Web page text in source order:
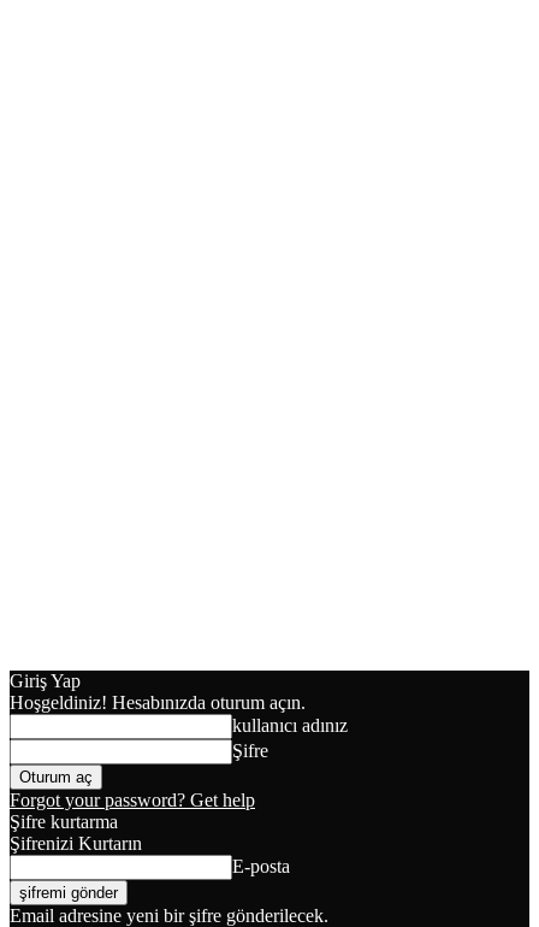
Giriş Yap
Hoşgeldiniz! Hesabınızda oturum açın.
kullanıcı adınız
Şifre
Forgot your password? Get help
Şifre kurtarma
Şifrenizi Kurtarın
E-posta
Email adresine yeni bir şifre gönderilecek.